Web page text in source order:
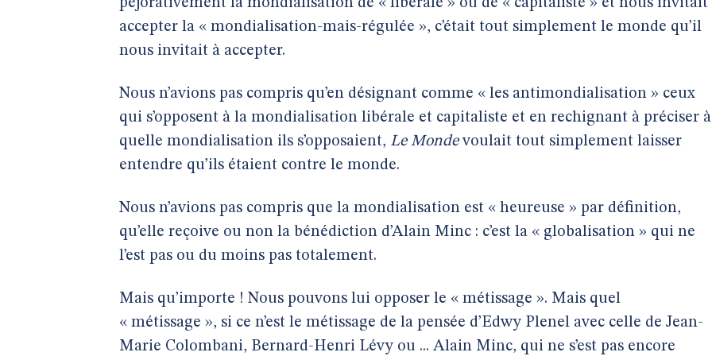
péjorativement la mondialisation de « libérale » ou de « capitaliste » et nous invitait
accepter la « mondialisation-mais-régulée », c’était tout simplement le monde qu’il
nous invitait à accepter.
Nous n’avions pas compris qu’en désignant comme « les antimondialisation » ceux
qui s’opposent à la mondialisation libérale et capitaliste et en rechignant à préciser à
quelle mondialisation ils s’opposaient, Le Mondevoulait tout simplement laisser
entendre qu’ils étaient contre le monde.
Nous n’avions pas compris que la mondialisation est « heureuse » par définition,
qu’elle reçoive ou non la bénédiction d’Alain Minc : c’est la « globalisation » qui ne
l’est pas ou du moins pas totalement.
Mais qu’importe ! Nous pouvons lui opposer le « métissage ». Mais quel
« métissage », si ce n’est le métissage de la pensée d’Edwy Plenel avec celle de Jean-
Marie Colombani, Bernard-Henri Lévy ou ... Alain Minc, qui ne s’est pas encore